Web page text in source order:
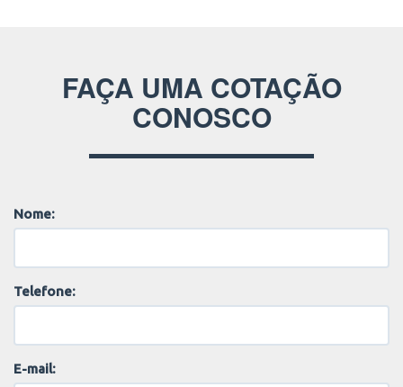
FAÇA UMA COTAÇÃO
CONOSCO
Nome:
Telefone:
E-mail: